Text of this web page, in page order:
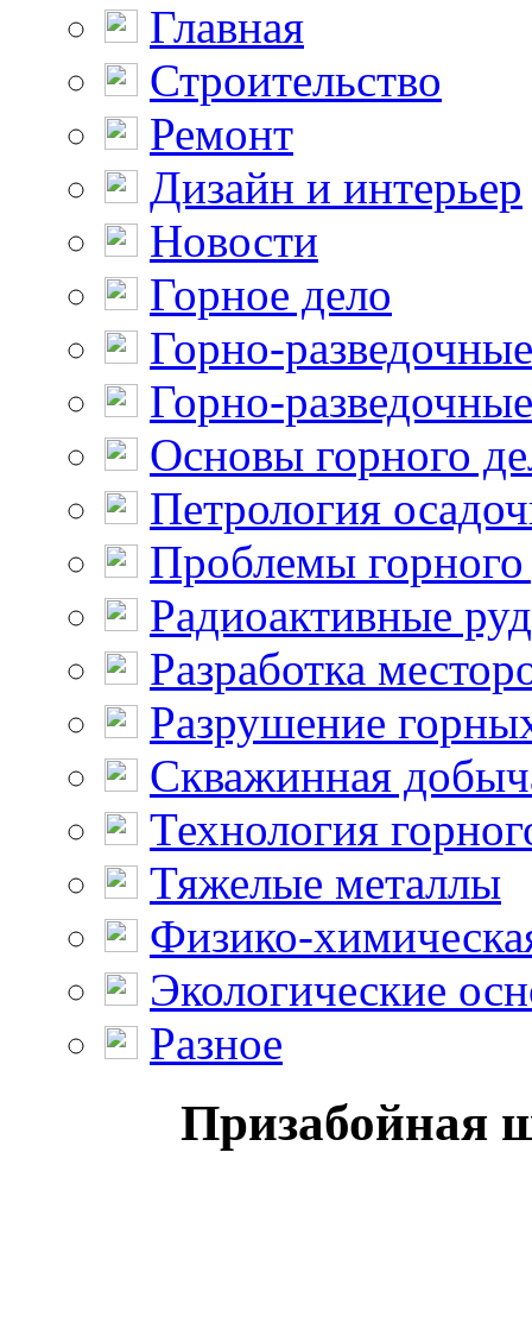
Главная
Строительство
Ремонт
Дизайн и интерьер
Новости
Горное дело
Горно-
Горно-
Основы горного
Петрология
Проблемы горного
Радиоактивные
Разработка
Разрушение
Скважинная
Технология
Тяжелые металлы
Физико-
Экологические
Разное
Призабойная